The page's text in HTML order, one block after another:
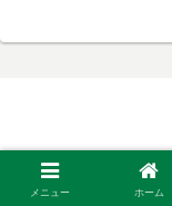
メニュー ホーム